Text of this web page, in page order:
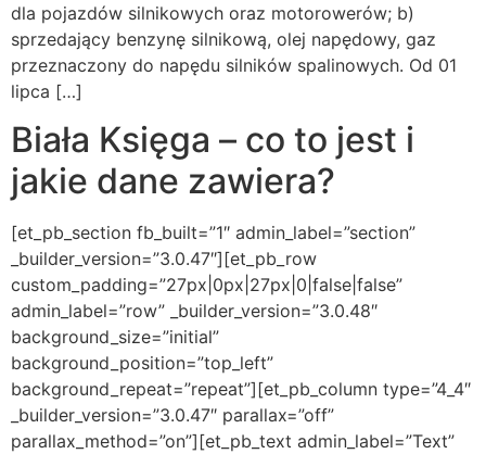
dla pojazdów silnikowych oraz motorowerów; b)
sprzedający benzynę silnikową, olej napędowy, gaz
przeznaczony do napędu silników spalinowych. Od 01
lipca […]
Biała Księga – co to jest i
jakie dane zawiera?
[et_pb_section fb_built=”1″ admin_label=”section”
_builder_version=”3.0.47″][et_pb_row
custom_padding=”27px|0px|27px|0|false|false”
admin_label=”row” _builder_version=”3.0.48″
background_size=”initial”
background_position=”top_left”
background_repeat=”repeat”][et_pb_column type=”4_4″
_builder_version=”3.0.47″ parallax=”off”
parallax_method=”on”][et_pb_text admin_label=”Text”